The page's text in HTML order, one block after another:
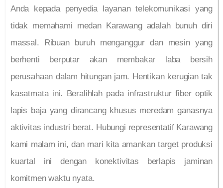
Anda kepada penyedia layanan telekomunikasi yang
tidak memahami medan Karawang adalah bunuh diri
massal. Ribuan buruh menganggur dan mesin yang
berhenti berputar akan membakar laba bersih
perusahaan dalam hitungan jam. Hentikan kerugian tak
kasatmata ini. Beralihlah pada infrastruktur fiber optik
lapis baja yang dirancang khusus meredam ganasnya
aktivitas industri berat. Hubungi representatif Karawang
kami malam ini, dan mari kita amankan target produksi
kuartal ini dengan konektivitas berlapis jaminan
komitmen waktu nyata.